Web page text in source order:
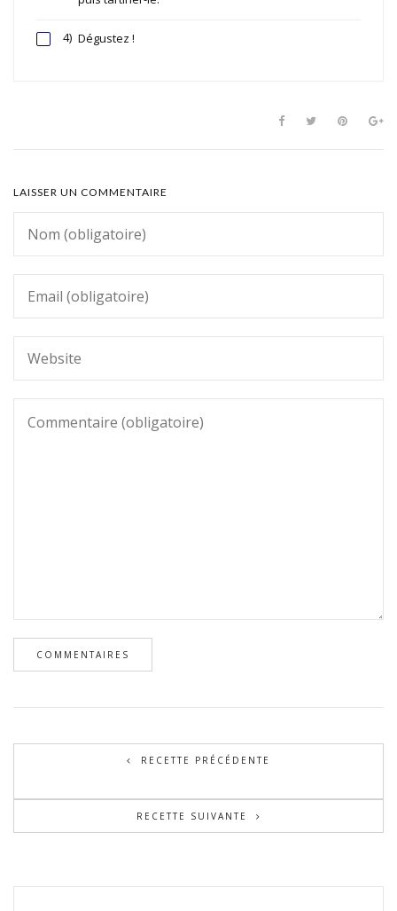
4) Dégustez !
LAISSER UN COMMENTAIRE
RECETTE PRÉCÉDENTE
RECETTE SUIVANTE